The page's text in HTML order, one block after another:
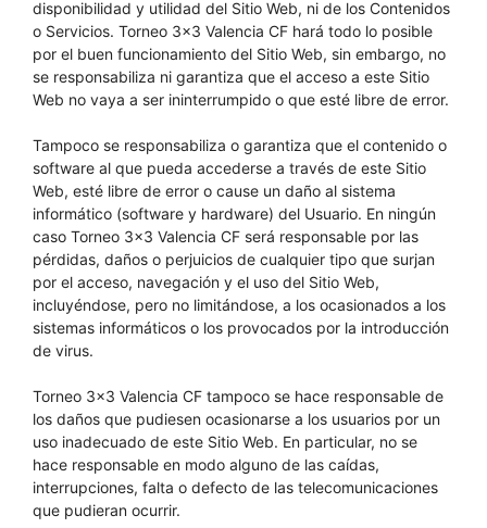
disponibilidad y utilidad del Sitio Web, ni de los Contenidos
o Servicios. Torneo 3×3 Valencia CF hará todo lo posible
por el buen funcionamiento del Sitio Web, sin embargo, no
se responsabiliza ni garantiza que el acceso a este Sitio
Web no vaya a ser ininterrumpido o que esté libre de error.
Tampoco se responsabiliza o garantiza que el contenido o
software al que pueda accederse a través de este Sitio
Web, esté libre de error o cause un daño al sistema
informático (software y hardware) del Usuario. En ningún
caso Torneo 3×3 Valencia CF será responsable por las
pérdidas, daños o perjuicios de cualquier tipo que surjan
por el acceso, navegación y el uso del Sitio Web,
incluyéndose, pero no limitándose, a los ocasionados a los
sistemas informáticos o los provocados por la introducción
de virus.
Torneo 3×3 Valencia CF tampoco se hace responsable de
los daños que pudiesen ocasionarse a los usuarios por un
uso inadecuado de este Sitio Web. En particular, no se
hace responsable en modo alguno de las caídas,
interrupciones, falta o defecto de las telecomunicaciones
que pudieran ocurrir.